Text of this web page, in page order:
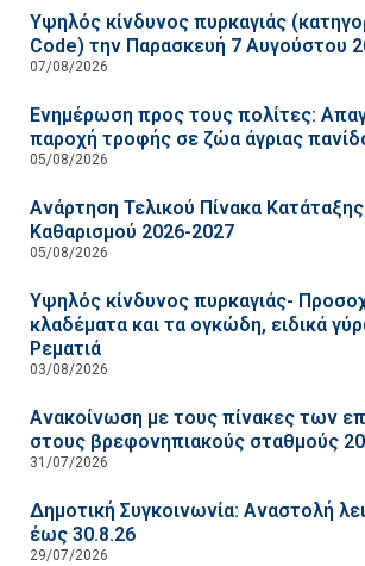
Υψηλός κίνδυνος πυρκαγιάς
Code) την Παρασκευή 7 Αυγούστου
07/08/2026
Ενημέρωση προς τους πολίτες:
παροχή τροφής σε ζώα άγριας
05/08/2026
Ανάρτηση Τελικού Πίνακα
Καθαρισμού 2026-2027
05/08/2026
Υψηλός κίνδυνος πυρκαγιάς-
κλαδέματα και τα ογκώδη, ειδικά
Ρεματιά
03/08/2026
Ανακοίνωση με τους πίνακες των
στους βρεφονηπιακούς σταθμούς
31/07/2026
Δημοτική Συγκοινωνία: Αναστολή
έως 30.8.26
29/07/2026